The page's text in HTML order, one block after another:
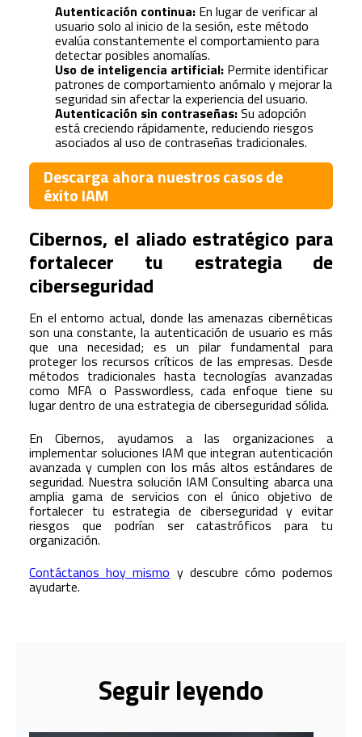
Autenticación continua: En lugar de verificar al
usuario solo al inicio de la sesión, este método
evalúa constantemente el comportamiento para
detectar posibles anomalías.
Uso de inteligencia artificial: Permite identificar
patrones de comportamiento anómalo y mejorar la
seguridad sin afectar la experiencia del usuario.
Autenticación sin contraseñas:Su adopción
está creciendo rápidamente, reduciendo riesgos
asociados al uso de contraseñas tradicionales.
Descarga ahora nuestros casos de
éxito IAM
Cibernos, el aliado estratégico para
fortalecer tu estrategia de
ciberseguridad
En el entorno actual, donde las amenazas cibernéticas
son una constante, la autenticación de usuario es más
que una necesidad; es un pilar fundamental para
proteger los recursos críticos de las empresas. Desde
métodos tradicionales hasta tecnologías avanzadas
como MFA o Passwordless, cada enfoque tiene su
lugar dentro de una estrategia de ciberseguridad sólida.
En Cibernos, ayudamos a las organizaciones a
implementar soluciones IAM que integran autenticación
avanzada y cumplen con los más altos estándares de
seguridad. Nuestra solución IAM Consulting abarca una
amplia gama de servicios con el único objetivo de
fortalecer tu estrategia de ciberseguridad y evitar
riesgos que podrían ser catastróficos para tu
organización.
Contáctanos hoy mismo y descubre cómo podemos
ayudarte.
Seguir leyendo